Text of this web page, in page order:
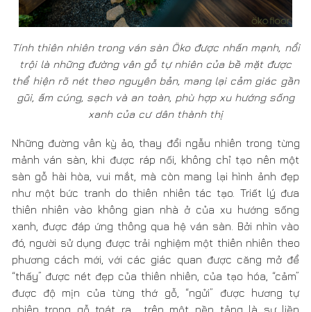
sàn gỗ hài hòa, vui mắt, mà còn mang lại hình ảnh đẹp
như một bức tranh do thiên nhiên tác tạo. Triết lý đưa
xanh, được đáp ứng thông qua hệ ván sàn. Bởi nhìn vào
đó, người sử dụng được trải nghiệm một thiên nhiên theo
phương cách mới, với các giác quan được căng mở để
“thấy” được nét đẹp của thiên nhiên, của tạo hóa, “cảm”
được độ mịn của từng thớ gỗ, “ngửi” được hương tự
mạch, chau chuốt, vẹn tinh về kỹ thuật thể hiện.